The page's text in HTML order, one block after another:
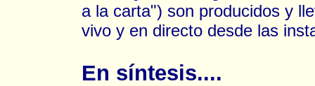
a la carta") son producidos y
vivo y en directo desde las
En síntesis....